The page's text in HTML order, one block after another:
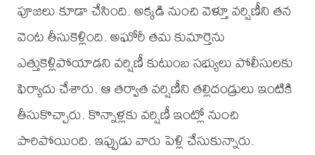
పూజలు కూడా చేసింది. అక్కడి నుంచి వెళ్తూ వర్షిణీని తన
వెంట తీసుకెళ్లింది. అఘోరీ తమ కుమార్తెను
ఎత్తుకెళ్లిపోయాడని వర్షిణీ కుటుంబ సభ్యులు పోలీసులకు
ఫిర్యాదు చేశారు. ఆ తర్వాత వర్షిణీని తల్లిదండ్రులు ఇంటికి
తీసుకొచ్చారు. కొన్నాళ్లకు వర్షిణీ ఇంట్లో నుంచి
పారిపోయింది. ఇప్పుడు వారు పెళ్లి చేసుకున్నారు.